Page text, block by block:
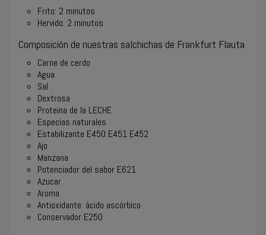
Frito: 2 minutos
Hervido: 2 minutos
Composición de nuestras salchichas de Frankfurt Flauta
Carne de cerdo
Agua
Sal
Dextrosa
Proteina de la LECHE
Especias naturales
Estabilizante E450 E451 E452
Ajo
Manzana
Potenciador del sabor E621
Azucar
Aroma
Antioxidante: ácido ascórbico
Conservador E250